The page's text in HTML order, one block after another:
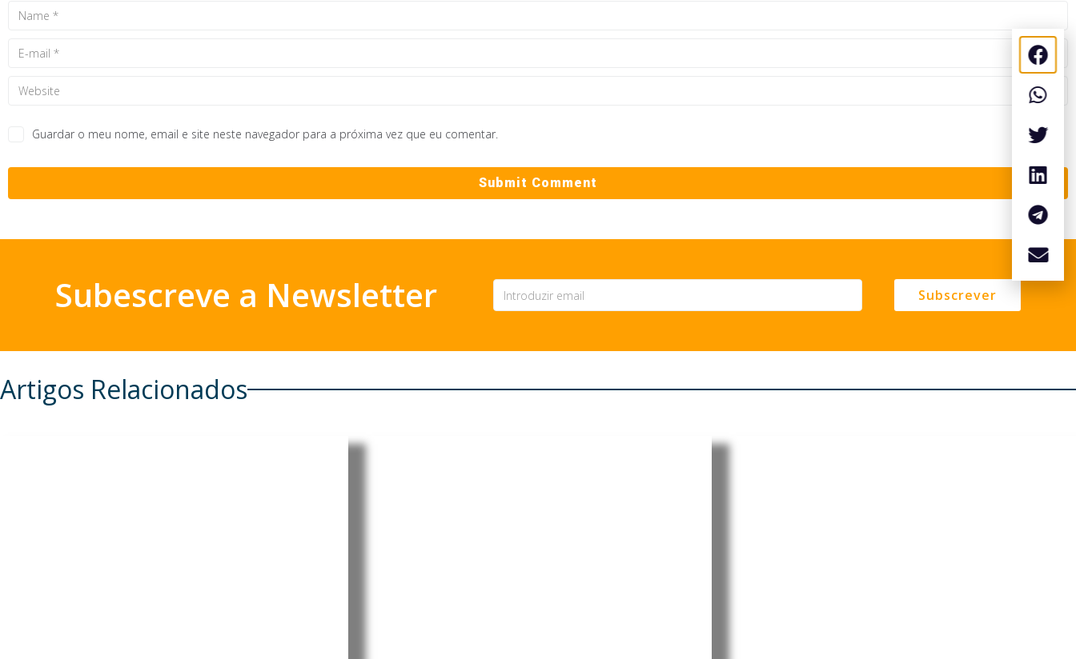
Guardar o meu nome, email e site neste navegador para a próxima vez que eu comentar.
Subescreve a Newsletter Subscrever
Artigos Relacionados